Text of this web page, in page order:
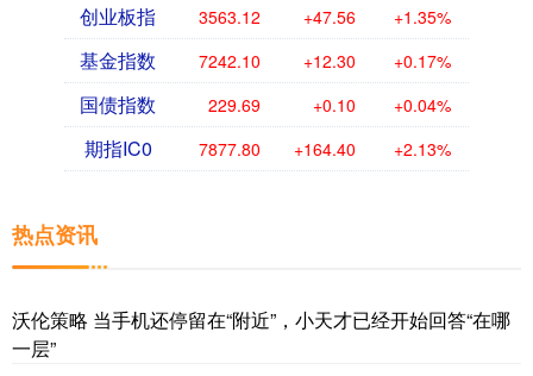
创业板指 3563.12 +47.56 +1.35%
基金指数 7242.10 +12.30 +0.17%
国债指数 229.69 +0.10 +0.04%
期指IC0 7877.80 +164.40 +2.13%
热点资讯
沃伦策略 当手机还停留在“附近”，小天才已经开始回答“在哪
一层”